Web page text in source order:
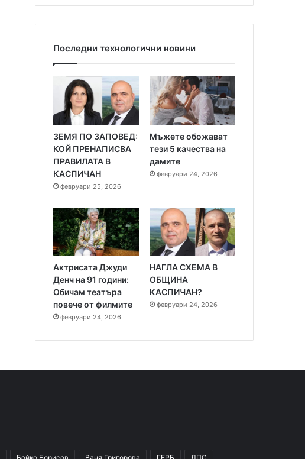
Последни технологични новини
ЗЕМЯ ПО ЗАПОВЕД:
КОЙ ПРЕНАПИСВА
ПРАВИЛАТА В
КАСПИЧАН
февруари 25, 2026
Мъжете обожават
тези 5 качества на
дамите
февруари 24, 2026
Актрисата Джуди
Денч на 91 години:
Обичам театъра
повече от филмите
февруари 24, 2026
НАГЛА СХЕМА В
ОБЩИНА
КАСПИЧАН?
февруари 24, 2026